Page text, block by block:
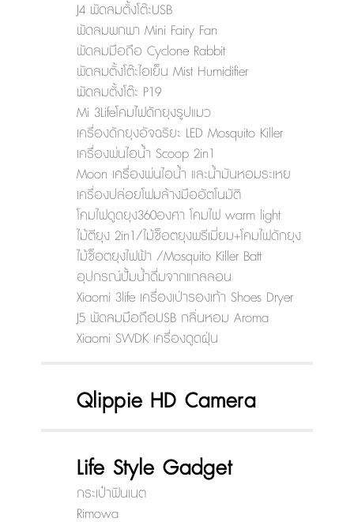
J4 พัดลมตั้งโต๊ะUSB
พัดลมพกพา Mini Fairy Fan
พัดลมมือถือ Cyclone Rabbit
พัดลมตั้งโต๊ะไอเย็น Mist Humidifier
พัดลมตั้งโต๊ะ P19
Mi 3Lifeโคมไฟดักยุงรูปแมว
เครื่องดักยุงอัจฉริยะ LED Mosquito Killer
เครื่องพ่นไอน้ำ Scoop 2in1
Moon เครื่องพ่นไอน้ำ และน้ำมันหอมระเหย
เครื่องปล่อยโฟมล้างมืออัตโนมัติ
โคมไฟดูดยุง360องศา โคมไฟ warm light
ไม้ตียุง 2in1/ไม้ช็อตยุงพรีเมี่ยม+โคมไฟดักยุง
ไม้ช็อตยุงไฟฟ้า /Mosquito Killer Batt
อุปกรณ์ปั้มน้ำดื่มจากแกลลอน
Xiaomi 3life เครื่องเป่ารองเท้า Shoes Dryer
J5 พัดลมมือถือUSB กลิ่นหอม Aroma
Xiaomi SWDK เครื่องดูดฝุ่น
Qlippie HD Camera
Life Style Gadget
กระเป๋าฟินเนต
Rimowa